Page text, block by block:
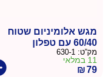
מגש אלומיניום שטוח
60/40 עם טפלון
מק”ט: 630-1
11 במלאי
₪79